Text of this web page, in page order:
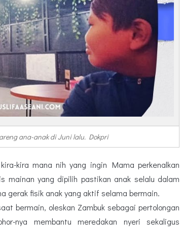
ana-anak di Juni lalu. Dokpri
kira mana nih yang ingin Mama perkenalkan
mainan yang dipilih pastikan anak selalu dalam
gerak fisik anak yang aktif selama bermain.
bermain, oleskan Zambuk sebagai pertolongan
nya membantu meredakan nyeri sekaligus